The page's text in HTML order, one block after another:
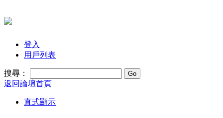
登入
用戶列表
搜尋：
返回論壇首頁
直式顯示